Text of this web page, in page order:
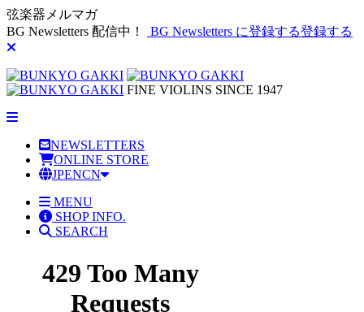
弦楽器メルマガ
BG Newsletters 配信中！
BG Newsletters に登録する登録する
FINE VIOLINS SINCE 1947
NEWSLETTERS
ONLINE STORE
JPENCN
MENU
SHOP INFO.
SEARCH